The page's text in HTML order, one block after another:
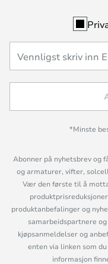
*Minste
Abonner på nyhetsbrev og
og armaturer, vifter,
Vær den første til å
produktanbefalinger og
samarbeidspartnere
kjøpsanmeldelser og
enten via linken som
informasjon